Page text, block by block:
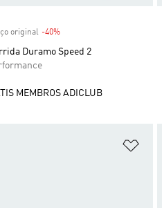
original -40%Desconto
Duramo Speed 2
MEMBROS ADICLUB